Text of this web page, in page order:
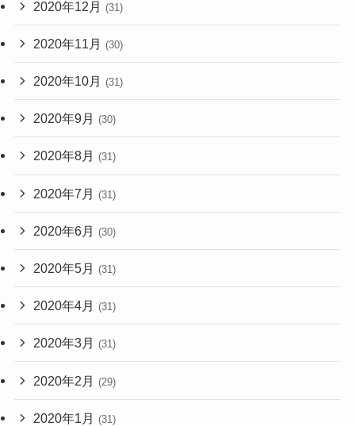
2020年12月 (31)
2020年11月 (30)
2020年10月 (31)
2020年9月 (30)
2020年8月 (31)
2020年7月 (31)
2020年6月 (30)
2020年5月 (31)
2020年4月 (31)
2020年3月 (31)
2020年2月 (29)
2020年1月 (31)